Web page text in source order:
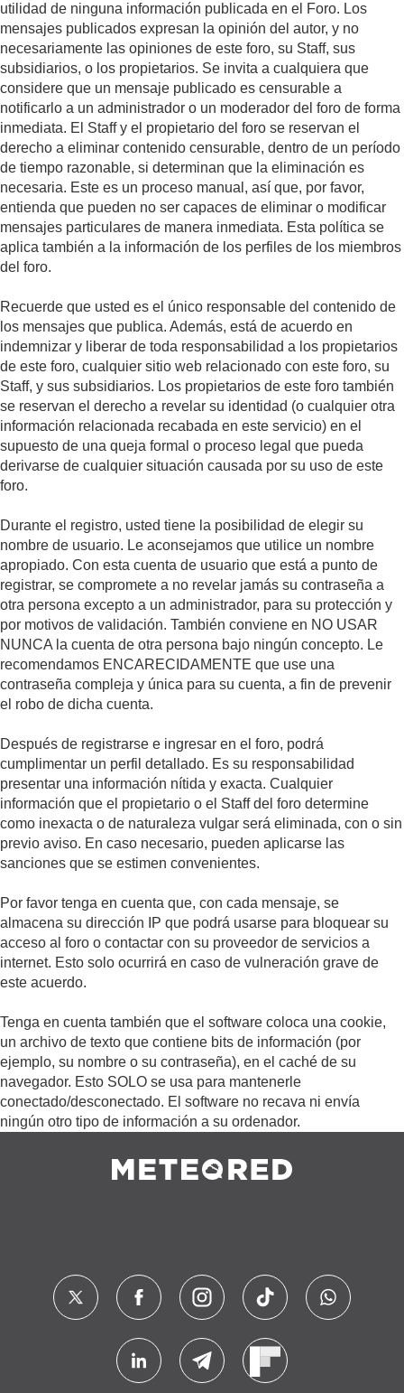
utilidad de ninguna información publicada en el Foro. Los
mensajes publicados expresan la opinión del autor, y no
necesariamente las opiniones de este foro, su Staff, sus
subsidiarios, o los propietarios. Se invita a cualquiera que
considere que un mensaje publicado es censurable a
notificarlo a un administrador o un moderador del foro de forma
inmediata. El Staff y el propietario del foro se reservan el
derecho a eliminar contenido censurable, dentro de un período
de tiempo razonable, si determinan que la eliminación es
necesaria. Este es un proceso manual, así que, por favor,
entienda que pueden no ser capaces de eliminar o modificar
mensajes particulares de manera inmediata. Esta política se
aplica también a la información de los perfiles de los miembros
del foro.
Recuerde que usted es el único responsable del contenido de
los mensajes que publica. Además, está de acuerdo en
indemnizar y liberar de toda responsabilidad a los propietarios
de este foro, cualquier sitio web relacionado con este foro, su
Staff, y sus subsidiarios. Los propietarios de este foro también
se reservan el derecho a revelar su identidad (o cualquier otra
información relacionada recabada en este servicio) en el
supuesto de una queja formal o proceso legal que pueda
derivarse de cualquier situación causada por su uso de este
foro.
Durante el registro, usted tiene la posibilidad de elegir su
nombre de usuario. Le aconsejamos que utilice un nombre
apropiado. Con esta cuenta de usuario que está a punto de
registrar, se compromete a no revelar jamás su contraseña a
otra persona excepto a un administrador, para su protección y
por motivos de validación. También conviene en NO USAR
NUNCA la cuenta de otra persona bajo ningún concepto. Le
recomendamos ENCARECIDAMENTE que use una
contraseña compleja y única para su cuenta, a fin de prevenir
el robo de dicha cuenta.
Después de registrarse e ingresar en el foro, podrá
cumplimentar un perfil detallado. Es su responsabilidad
presentar una información nítida y exacta. Cualquier
información que el propietario o el Staff del foro determine
como inexacta o de naturaleza vulgar será eliminada, con o sin
previo aviso. En caso necesario, pueden aplicarse las
sanciones que se estimen convenientes.
Por favor tenga en cuenta que, con cada mensaje, se
almacena su dirección IP que podrá usarse para bloquear su
acceso al foro o contactar con su proveedor de servicios a
internet. Esto solo ocurrirá en caso de vulneración grave de
este acuerdo.
Tenga en cuenta también que el software coloca una cookie,
un archivo de texto que contiene bits de información (por
ejemplo, su nombre o su contraseña), en el caché de su
navegador. Esto SOLO se usa para mantenerle
conectado/desconectado. El software no recava ni envía
ningún otro tipo de información a su ordenador.